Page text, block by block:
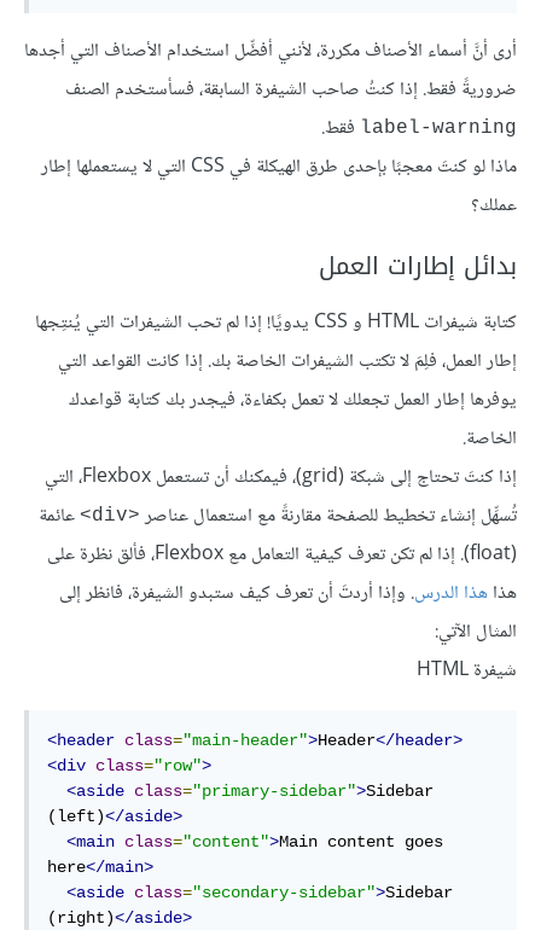
أرى أنَّ أسماء الأصناف مكررة، لأنني أفضِّل استخدام الأصناف التي أجدها
ضروريةً فقط. إذا كنتُ صاحب الشيفرة السابقة، فسأستخدم الصنف
label-warning فقط.
ماذا لو كنتَ معجبًا بإحدى طرق الهيكلة في CSS التي لا يستعملها إطار
عملك؟
بدائل إطارات العمل
كتابة شيفرات HTML و CSS يدويًا! إذا لم تحب الشيفرات التي يُنتِجها
إطار العمل، فلِمَ لا تكتب الشيفرات الخاصة بك. إذا كانت القواعد التي
يوفرها إطار العمل تجعلك لا تعمل بكفاءة، فيجدر بك كتابة قواعدك
الخاصة.
إذا كنتَ تحتاج إلى شبكة (grid)، فيمكنك أن تستعمل Flexbox، التي
تُسهِّل إنشاء تخطيط للصفحة مقارنةً مع استعمال عناصر <div>
عائمة
(float). إذا لم تكن تعرف كيفية التعامل مع Flexbox، فألق نظرة على
هذاهذا الدرس. وإذا أردتَ أن تعرف كيف ستبدو الشيفرة، فانظر إلى
المثال الآتي:
شيفرة HTML
<header class="main-header">Header</header>
<div class="row">
<aside class="primary-sidebar">Sidebar
(left)</aside>
<main class="content">Main content goes
here</main>
<aside class="secondary-sidebar">Sidebar
(right)</aside>